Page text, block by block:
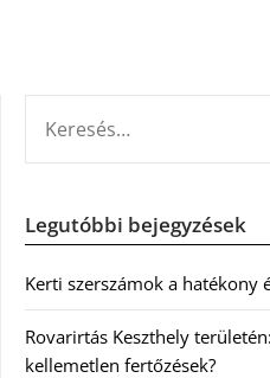
Legutóbbi bejegyzések
Kerti szerszámok a hatékony
Rovarirtás Keszthely
kellemetlen fertőzések?